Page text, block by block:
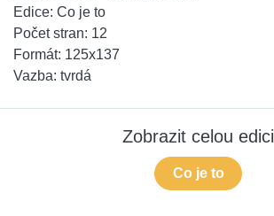
Edice: Co je to
Počet stran: 12
Formát: 125x137
Vazba: tvrdá
Zobrazit celou edici
Co je to